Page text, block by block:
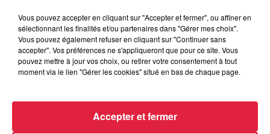
Jain a répondu à nos questions / @AM
Vous pouvez accepter en cliquant sur "Accepter et fermer", ou affiner en
sélectionnant les finalités et/ou partenaires dans "Gérer mes choix".
Vous pouvez également refuser en cliquant sur "Continuer sans
accepter". Vos préférences ne s'appliqueront que pour ce site. Vous
pouvez mettre à jour vos choix, ou retirer votre consentement à tout
moment via le lien "Gérer les cookies" situé en bas de chaque page.
Accepter et fermer